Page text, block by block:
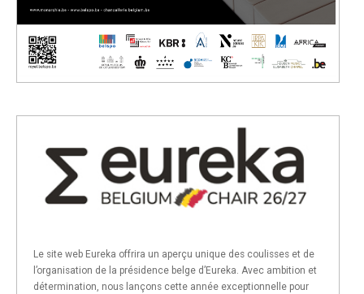
Le site web Eureka offrira un aperçu unique des coulisses et de
l’organisation de la présidence belge d’Eureka. Avec ambition et
détermination, nous lançons cette année exceptionnelle pour